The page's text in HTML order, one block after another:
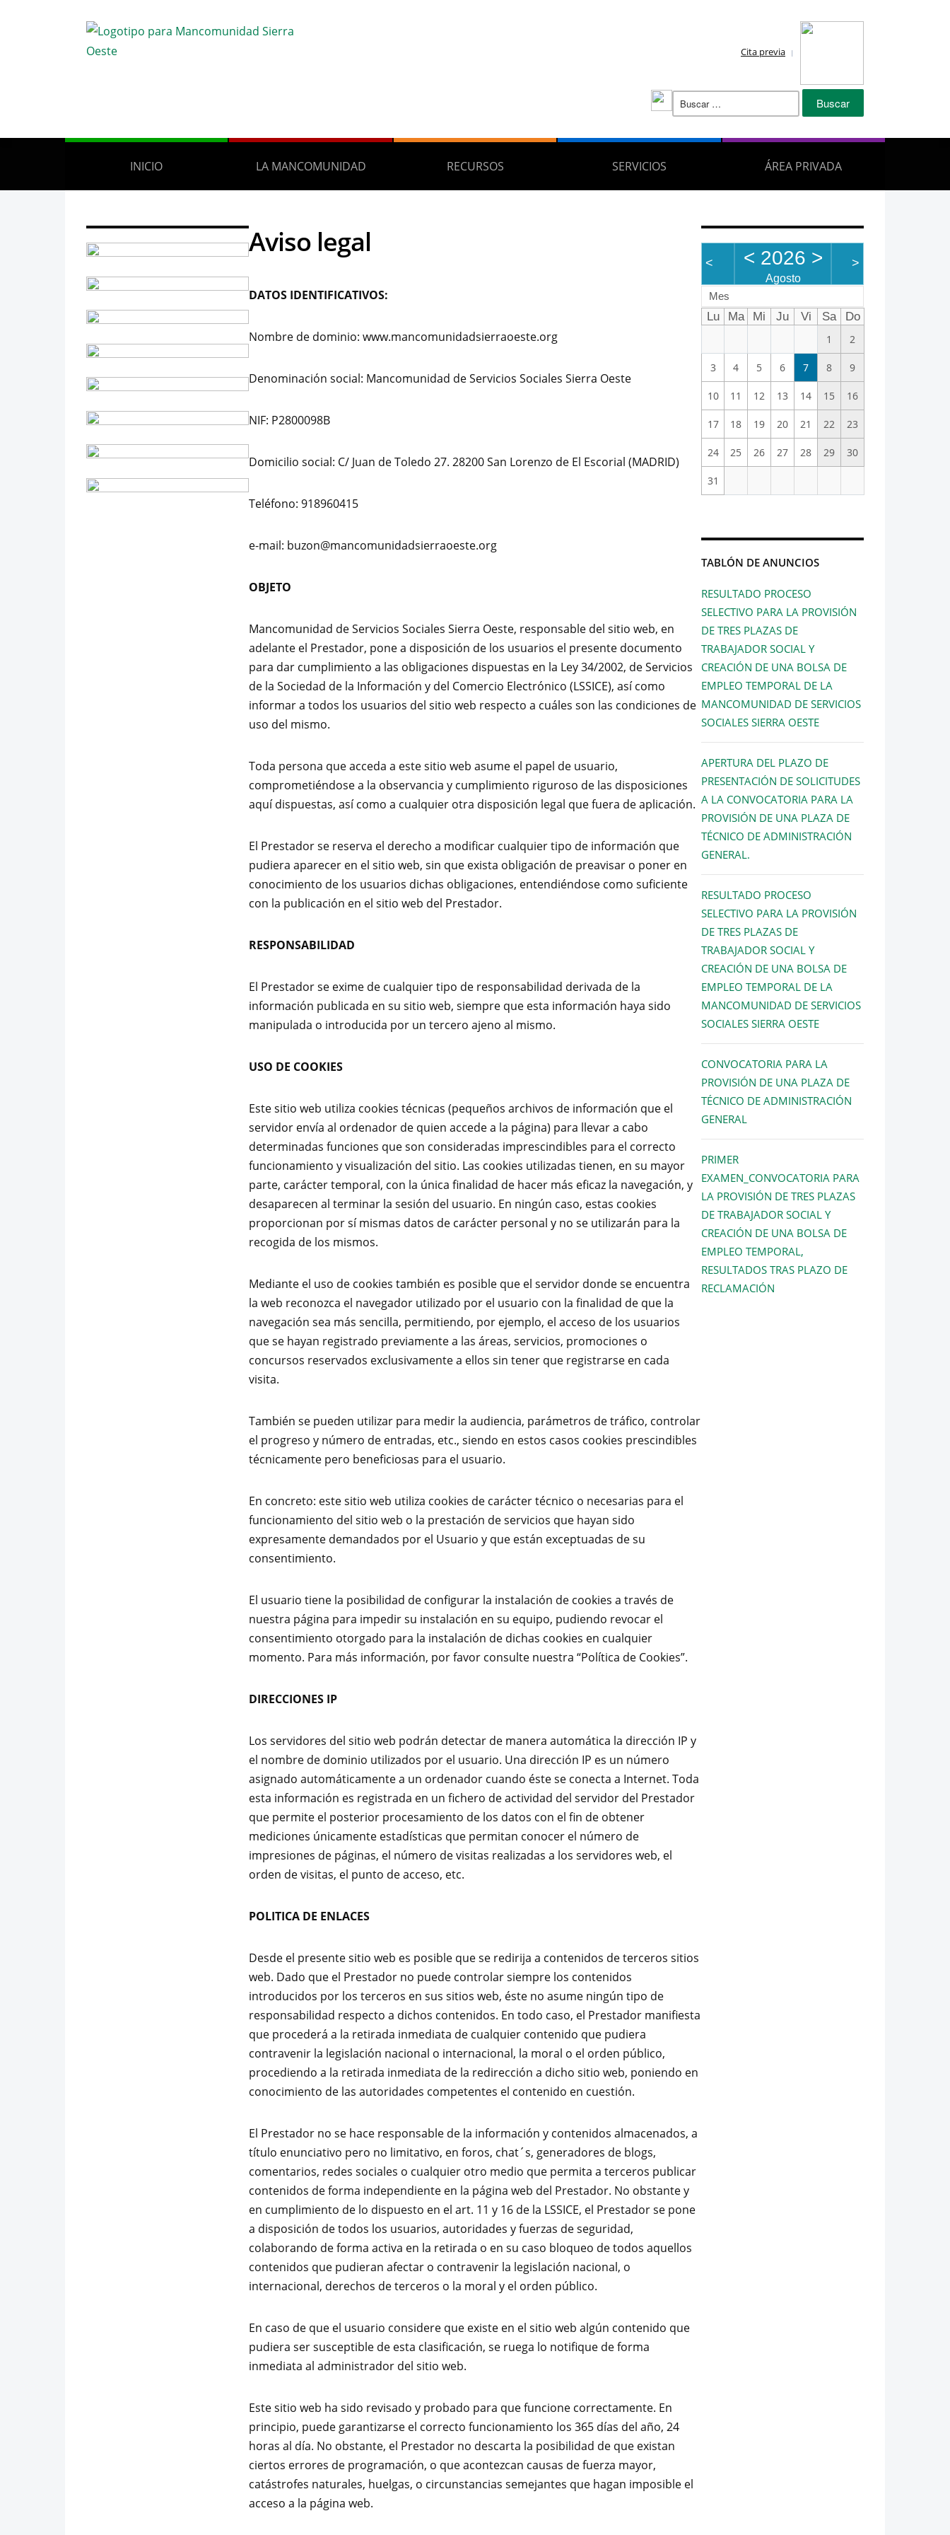
Cita previa
Buscar:
INICIO LA MANCOMUNIDAD RECURSOS SERVICIOS ÁREA PRIVADA
Aviso legal
DATOS IDENTIFICATIVOS:
Nombre de dominio: www.mancomunidadsierraoeste.org
Denominación social: Mancomunidad de Servicios Sociales Sierra Oeste
NIF: P2800098B
Domicilio social: C/ Juan de Toledo 27. 28200 San Lorenzo de El Escorial (MADRID)
Teléfono: 918960415
e-mail: buzon@mancomunidadsierraoeste.org
OBJETO
Mancomunidad de Servicios Sociales Sierra Oeste, responsable del sitio web, en
adelante el Prestador, pone a disposición de los usuarios el presente documento
para dar cumplimiento a las obligaciones dispuestas en la Ley 34/2002, de Servicios
de la Sociedad de la Información y del Comercio Electrónico (LSSICE), así como
informar a todos los usuarios del sitio web respecto a cuáles son las condiciones de
uso del mismo.
Toda persona que acceda a este sitio web asume el papel de usuario,
comprometiéndose a la observancia y cumplimiento riguroso de las disposiciones
aquí dispuestas, así como a cualquier otra disposición legal que fuera de aplicación.
El Prestador se reserva el derecho a modificar cualquier tipo de información que
pudiera aparecer en el sitio web, sin que exista obligación de preavisar o poner en
conocimiento de los usuarios dichas obligaciones, entendiéndose como suficiente
con la publicación en el sitio web del Prestador.
RESPONSABILIDAD
El Prestador se exime de cualquier tipo de responsabilidad derivada de la
información publicada en su sitio web, siempre que esta información haya sido
manipulada o introducida por un tercero ajeno al mismo.
USO DE COOKIES
Este sitio web utiliza cookies técnicas (pequeños archivos de información que el
servidor envía al ordenador de quien accede a la página) para llevar a cabo
determinadas funciones que son consideradas imprescindibles para el correcto
funcionamiento y visualización del sitio. Las cookies utilizadas tienen, en su mayor
parte, carácter temporal, con la única finalidad de hacer más eficaz la navegación, y
desaparecen al terminar la sesión del usuario. En ningún caso, estas cookies
proporcionan por sí mismas datos de carácter personal y no se utilizarán para la
recogida de los mismos.
Mediante el uso de cookies también es posible que el servidor donde se encuentra
la web reconozca el navegador utilizado por el usuario con la finalidad de que la
navegación sea más sencilla, permitiendo, por ejemplo, el acceso de los usuarios
que se hayan registrado previamente a las áreas, servicios, promociones o
concursos reservados exclusivamente a ellos sin tener que registrarse en cada
visita.
También se pueden utilizar para medir la audiencia, parámetros de tráfico, controlar
el progreso y número de entradas, etc., siendo en estos casos cookies prescindibles
técnicamente pero beneficiosas para el usuario.
En concreto: este sitio web utiliza cookies de carácter técnico o necesarias para el
funcionamiento del sitio web o la prestación de servicios que hayan sido
expresamente demandados por el Usuario y que están exceptuadas de su
consentimiento.
El usuario tiene la posibilidad de configurar la instalación de cookies a través de
nuestra página para impedir su instalación en su equipo, pudiendo revocar el
consentimiento otorgado para la instalación de dichas cookies en cualquier
momento. Para más información, por favor consulte nuestra “Política de Cookies”.
DIRECCIONES IP
Los servidores del sitio web podrán detectar de manera automática la dirección IP y
el nombre de dominio utilizados por el usuario. Una dirección IP es un número
asignado automáticamente a un ordenador cuando éste se conecta a Internet. Toda
esta información es registrada en un fichero de actividad del servidor del Prestador
que permite el posterior procesamiento de los datos con el fin de obtener
mediciones únicamente estadísticas que permitan conocer el número de
impresiones de páginas, el número de visitas realizadas a los servidores web, el
orden de visitas, el punto de acceso, etc.
POLITICA DE ENLACES
Desde el presente sitio web es posible que se redirija a contenidos de terceros sitios
web. Dado que el Prestador no puede controlar siempre los contenidos
introducidos por los terceros en sus sitios web, éste no asume ningún tipo de
responsabilidad respecto a dichos contenidos. En todo caso, el Prestador manifiesta
que procederá a la retirada inmediata de cualquier contenido que pudiera
contravenir la legislación nacional o internacional, la moral o el orden público,
procediendo a la retirada inmediata de la redirección a dicho sitio web, poniendo en
conocimiento de las autoridades competentes el contenido en cuestión.
El Prestador no se hace responsable de la información y contenidos almacenados, a
título enunciativo pero no limitativo, en foros, chat´s, generadores de blogs,
comentarios, redes sociales o cualquier otro medio que permita a terceros publicar
contenidos de forma independiente en la página web del Prestador. No obstante y
en cumplimiento de lo dispuesto en el art. 11 y 16 de la LSSICE, el Prestador se pone
a disposición de todos los usuarios, autoridades y fuerzas de seguridad,
colaborando de forma activa en la retirada o en su caso bloqueo de todos aquellos
contenidos que pudieran afectar o contravenir la legislación nacional, o
internacional, derechos de terceros o la moral y el orden público.
En caso de que el usuario considere que existe en el sitio web algún contenido que
pudiera ser susceptible de esta clasificación, se ruega lo notifique de forma
inmediata al administrador del sitio web.
Este sitio web ha sido revisado y probado para que funcione correctamente. En
principio, puede garantizarse el correcto funcionamiento los 365 días del año, 24
horas al día. No obstante, el Prestador no descarta la posibilidad de que existan
ciertos errores de programación, o que acontezcan causas de fuerza mayor,
catástrofes naturales, huelgas, o circunstancias semejantes que hagan imposible el
acceso a la página web.
< < 2026 >
Agosto
>
Mes
Lu Ma Mi Ju Vi Sa
Do
1
2
3 4 5 6 7 8 9
10 11 12 13 14 15 16
17 18 19 20 21 22 23
24 25 26 27 28 29 30
31
TABLÓN DE ANUNCIOS
RESULTADO PROCESO
SELECTIVO PARA LA PROVISIÓN
DE TRES PLAZAS DE
TRABAJADOR SOCIAL Y
CREACIÓN DE UNA BOLSA DE
EMPLEO TEMPORAL DE LA
MANCOMUNIDAD DE SERVICIOS
SOCIALES SIERRA OESTE
APERTURA DEL PLAZO DE
PRESENTACIÓN DE SOLICITUDES
A LA CONVOCATORIA PARA LA
PROVISIÓN DE UNA PLAZA DE
TÉCNICO DE ADMINISTRACIÓN
GENERAL.
RESULTADO PROCESO
SELECTIVO PARA LA PROVISIÓN
DE TRES PLAZAS DE
TRABAJADOR SOCIAL Y
CREACIÓN DE UNA BOLSA DE
EMPLEO TEMPORAL DE LA
MANCOMUNIDAD DE SERVICIOS
SOCIALES SIERRA OESTE
CONVOCATORIA PARA LA
PROVISIÓN DE UNA PLAZA DE
TÉCNICO DE ADMINISTRACIÓN
GENERAL
PRIMER
EXAMEN_CONVOCATORIA PARA
LA PROVISIÓN DE TRES PLAZAS
DE TRABAJADOR SOCIAL Y
CREACIÓN DE UNA BOLSA DE
EMPLEO TEMPORAL,
RESULTADOS TRAS PLAZO DE
RECLAMACIÓN